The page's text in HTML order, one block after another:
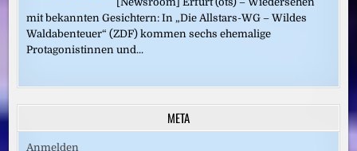
mit bekannten Gesichtern: In „Die Allstars-WG – Wildes
Waldabenteuer“ (ZDF) kommen sechs ehemalige
Protagonistinnen und...
META
Anmelden